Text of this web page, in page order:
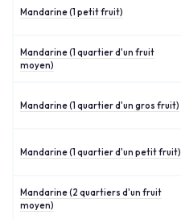
Mandarine (1 petit fruit)
Mandarine (1 quartier d'un fruit
moyen)
Mandarine (1 quartier d'un gros fruit)
Mandarine (1 quartier d'un petit fruit)
Mandarine (2 quartiers d'un fruit
moyen)